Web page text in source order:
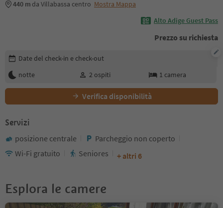
440 m da Villabassa centro Mostra Mappa
Alto Adige Guest Pass
Prezzo su richiesta
Modifica i dettagli della prenotazione
Date del check-in e check-out
notte
2 ospiti 1 camera
Verifica disponibilità
Servizi
posizione centrale
Parcheggio non coperto
Wi-Fi gratuito
Seniores + altri 6
Esplora le camere